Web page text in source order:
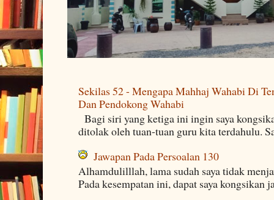
Sekilas 52 - Mengapa Mahhaj Wahabi Di
Dan Pendokong Wahabi
Bagi siri yang ketiga ini ingin saya
ditolak oleh tuan-tuan guru kita terdahulu.
Jawapan Pada Persoalan 130
Alhamdulilllah, lama sudah saya tidak
Pada kesempatan ini, dapat saya kongsikan